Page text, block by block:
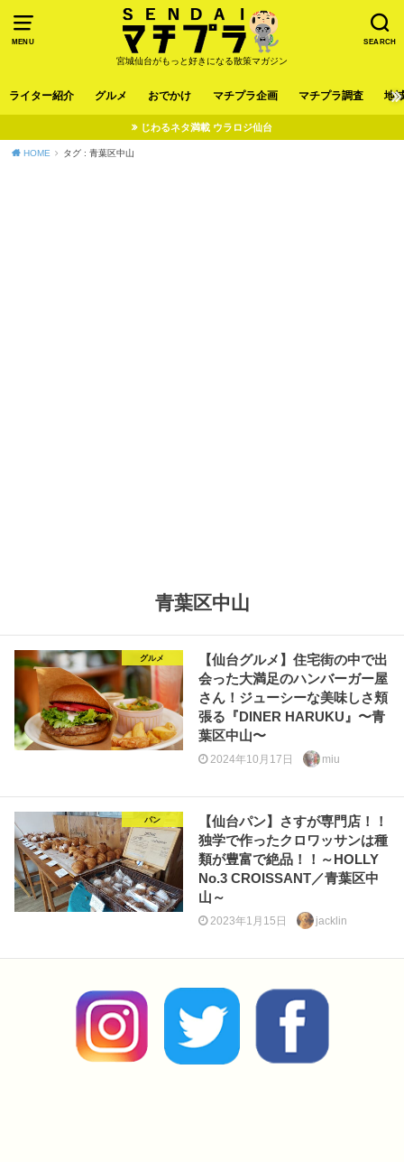
MENU SEARCH
宮城仙台がもっと好きになる散策マガジン
ライター紹介 グルメ おでかけ マチプラ企画 マチプラ調査 地
じわるネタ満載 ウラロジ仙台
HOME タグ : 青葉区中山
青葉区中山
グルメ
【仙台グルメ】住宅街の中で出
会った大満足のハンバーガー屋
さん！ジューシーな美味しさ頬
張る『DINER HARUKU』〜青
葉区中山〜
2024年10月17日 miu
パン
【仙台パン】さすが専門店！！
独学で作ったクロワッサンは種
類が豊富で絶品！！～HOLLY
No.3 CROISSANT／青葉区中
山～
2023年1月15日 jacklin